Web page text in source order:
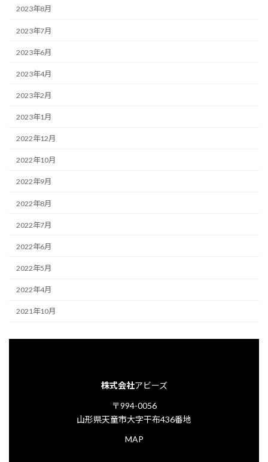
2023年8月
2023年7月
2023年6月
2023年4月
2023年2月
2023年1月
2022年12月
2022年10月
2022年9月
2022年8月
2022年7月
2022年6月
2022年5月
2022年4月
2021年10月
株式会社アビーズ
〒994-0056
山形県天童市大字干布436番地
MAP